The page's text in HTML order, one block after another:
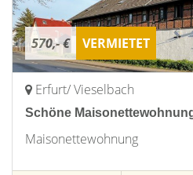
570,- € VERMIETET
Erfurt/ Vieselbach
Schöne
Maisonettewohnung